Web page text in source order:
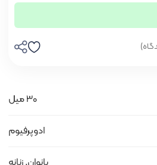
30 میل
ادوپرفیوم